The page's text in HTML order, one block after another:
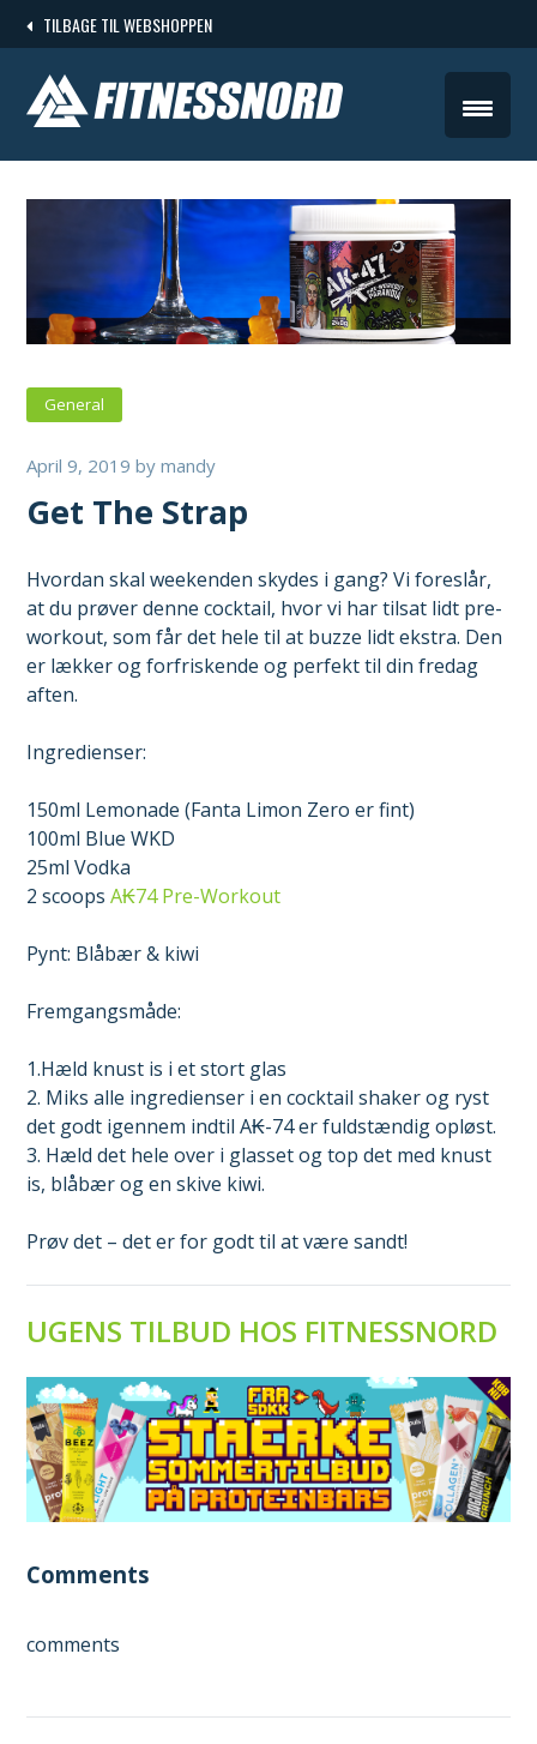
to
content
TILBAGE TIL WEBSHOPPEN
General
April 9, 2019 bymandy
Get The Strap
Hvordan skal weekenden skydes i gang? Vi foreslår,
at du prøver denne cocktail, hvor vi har tilsat lidt pre-
workout, som får det hele til at buzze lidt ekstra. Den
er lækker og forfriskende og perfekt til din fredag
aften.
Ingredienser:
150ml Lemonade (Fanta Limon Zero er fint)
100ml Blue WKD
25ml Vodka
2 scoopsA₭74 Pre-Workout
Pynt: Blåbær & kiwi
Fremgangsmåde:
1.Hæld knust is i et stort glas
2. Miks alle ingredienser i en cocktail shaker og ryst
det godt igennem indtil A₭-74 er fuldstændig opløst.
3. Hæld det hele over i glasset og top det med knust
is, blåbær og en skive kiwi.
Prøv det – det er for godt til at være sandt!
UGENS TILBUD HOS FITNESSNORD
Comments
comments